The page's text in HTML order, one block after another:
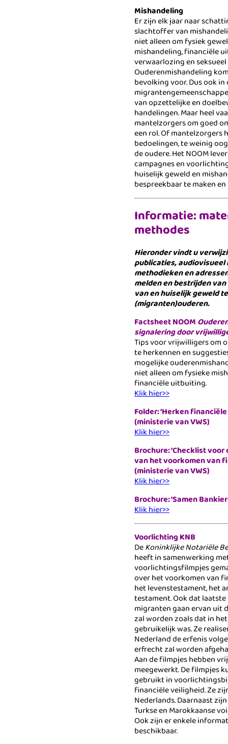
Mishandeling
Er zijn elk jaar naar
slachtoffer van
niet alleen om fysiek
mishandeling, financiële
verwaarlozing en
Ouderenmishandeling
bevolking voor. Dus ook in
van opzettelijke en
handelingen. Maar heel
mantelzorgers om goed
een rol. Of mantelzorgers
bedoelingen, te weinig
de oudere. Het NOOM
campagnes en
huiselijk geweld en
bespreekbaar te maken
Informatie:
methodes
Hieronder vindt u
publicaties, audiovisueel
methodieken en
melden en bestrijden
van en huiselijk geweld
(migranten)ouderen.
Factsheet NOOM
signalering door
Tips voor vrijwilligers om
te herkennen en
mogelijke
niet alleen om fysieke
financiële uitbuiting.
Klik hier>>
Folder: ‘Herken
(ministerie van VWS)
Klik hier>>
Brochure: ‘Checklist
van het voorkomen van
(ministerie van VWS)
Klik hier>>
Brochure: ‘Samen
Klik hier>>
Voorlichting KNB
DeKoninklijke Notariële
heeft in samenwerking
voorlichtingsfilmpjes
over het voorkomen van
het levenstestament, het
testament. Ook dat
migranten gaan ervan uit
zal worden zoals dat in
gebruikelijk was. Ze
Nederland de erfenis
erfrecht zal worden
Aan de filmpjes hebben
meegewerkt. De filmpjes
gebruikt in
financiële veiligheid. Ze
Nederlands. Daarnaast
Turkse en Marokkaanse
Ook zijn er enkele
beschikbaar.